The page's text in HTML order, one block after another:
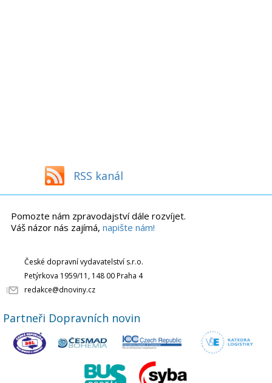
RSS kanál
Pomozte nám zpravodajství dále rozvíjet.
Váš názor nás zajímá, napište nám!
České dopravní vydavatelství s.r.o.
Petýrkova 1959/11, 148 00 Praha 4
redakce@dnoviny.cz
Partneři Dopravních novin